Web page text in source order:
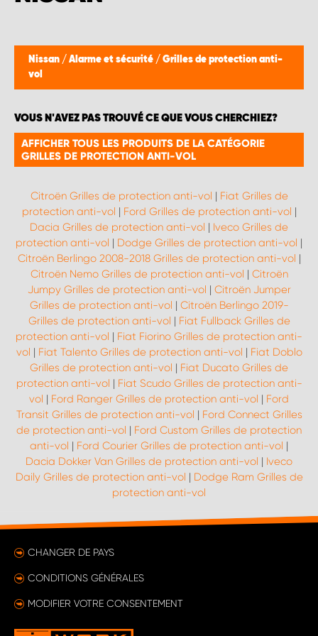
Nissan / Alarme et sécurité / Grilles de protection anti-
vol
VOUS N'AVEZ PAS TROUVÉ CE QUE VOUS CHERCHIEZ?
AFFICHER TOUS LES PRODUITS DE LA CATÉGORIE
GRILLES DE PROTECTION ANTI-VOL
Citroën Grilles de protection anti-vol | Fiat Grilles de
protection anti-vol | Ford Grilles de protection anti-vol |
Dacia Grilles de protection anti-vol | Iveco Grilles de
protection anti-vol | Dodge Grilles de protection anti-vol |
Citroën Berlingo 2008-2018 Grilles de protection anti-vol |
Citroën Nemo Grilles de protection anti-vol | Citroën
Jumpy Grilles de protection anti-vol | Citroën Jumper
Grilles de protection anti-vol | Citroën Berlingo 2019-
Grilles de protection anti-vol | Fiat Fullback Grilles de
protection anti-vol | Fiat Fiorino Grilles de protection anti-
vol | Fiat Talento Grilles de protection anti-vol | Fiat Doblo
Grilles de protection anti-vol | Fiat Ducato Grilles de
protection anti-vol | Fiat Scudo Grilles de protection anti-
vol | Ford Ranger Grilles de protection anti-vol | Ford
Transit Grilles de protection anti-vol | Ford Connect Grilles
de protection anti-vol | Ford Custom Grilles de protection
anti-vol | Ford Courier Grilles de protection anti-vol |
Dacia Dokker Van Grilles de protection anti-vol | Iveco
Daily Grilles de protection anti-vol | Dodge Ram Grilles de
protection anti-vol
CHANGER DE PAYS
CONDITIONS GÉNÉRALES
MODIFIER VOTRE CONSENTEMENT